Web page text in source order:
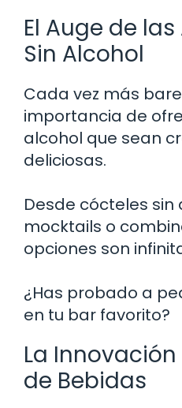
El Auge de
Sin Alcohol
Cada vez más
importancia de
alcohol que sean
deliciosas.
Desde cócteles
mocktails o
opciones son
¿Has probado a
en tu bar favorito?
La
de Bebidas